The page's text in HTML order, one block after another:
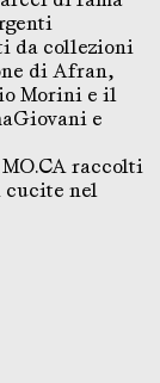
da collezioni
di Afran,
Morini e il
e
raccolti
cucite nel